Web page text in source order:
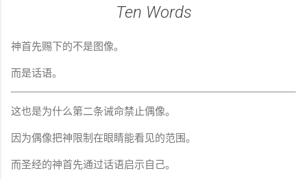
Ten Words
神首先赐下的不是图像。
而是话语。
这也是为什么第二条诫命禁止偶像。
因为偶像把神限制在眼睛能看见的范围。
而圣经的神首先通过话语启示自己。